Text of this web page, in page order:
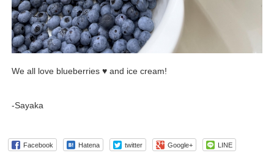
We all love blueberries ♥️ and ice cream!
-Sayaka
Facebook Hatena twitter Google+ LINE